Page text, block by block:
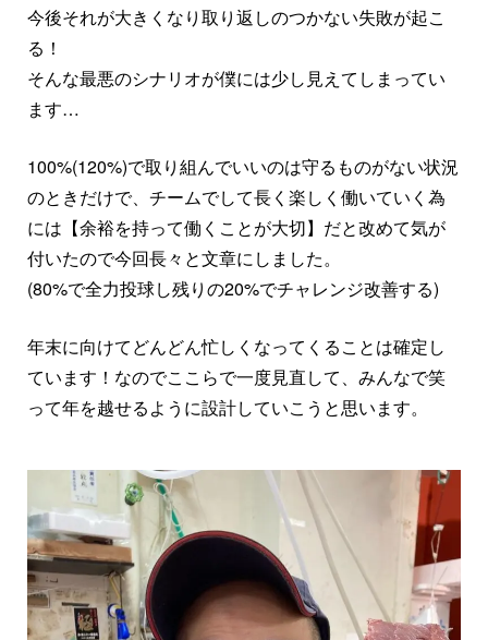
今後それが大きくなり取り返しのつかない失敗が起こ
る！
そんな最悪のシナリオが僕には少し見えてしまってい
ます…
100%(120%)で取り組んでいいのは守るものがない状況
のときだけで、チームでして長く楽しく働いていく為
には【余裕を持って働くことが大切】だと改めて気が
付いたので今回長々と文章にしました。
(80%で全力投球し残りの20%でチャレンジ改善する)
年末に向けてどんどん忙しくなってくることは確定し
ています！なのでここらで一度見直して、みんなで笑
って年を越せるように設計していこうと思います。